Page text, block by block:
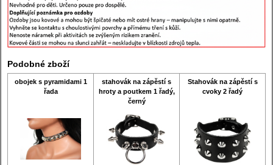
Podobné zboží
obojek s pyramidami 1
řada
stahovák na zápěstí s
hroty a poutkem 1 řadý,
černý
Stahovák na zápěstí s
cvoky 2 řadý